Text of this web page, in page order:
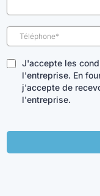
J'accepte les
l'entreprise. En
j'accepte de
l'entreprise.